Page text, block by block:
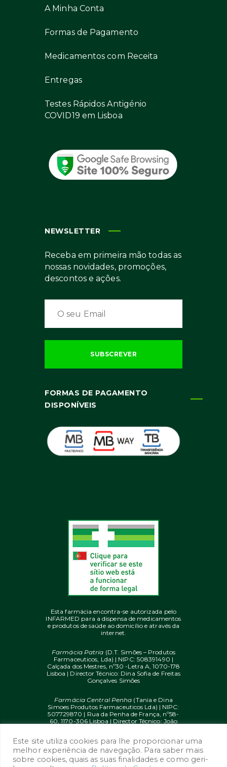
A Minha Conta
Formas de Pagamento
Medicamentos com Receita
Entregas
Testes Rápidos Antigénio
COVID19 em Lisboa
NEWSLETTER
Receba em primeira mão todas as
nossas novidades, promoções,
descontos e ações.
FORMAS DE PAGAMENTO
DISPONÍVEIS
Esta farmácia encontra-se autorizada pelo
INFARMED para a dispensa de medicamentos
e produtos de saúde ao domicílio e através da
internet.
Farmácia Patria (D.T. Simões – Produtos
Farmaceuticos, Lda) | NIPC: 508391490 |
Calçada dos Mestres, nº30 -Letra A, 1070-178
Lisboa | Director Técnico: Dina Sofia de Freitas
Gonçalves Simões
Farmácia Central Penha (Tania e Dina
Simoes Produtos Farmaceuticos Lda) | NIPC:
507729870 | Rua da Penha de França, nº58-
60, 1170-306 Lisboa | Director Técnico: João
© 2020 farmaciaon.pt | Design and
Development: iupi.agencyby Dual Up
Consulting Group
Este site utiliza cookies para lhe proporcionar uma
melhor experiência de navegação. Para saber mais
sobre cookies, quais as suas finalidades e como geri-